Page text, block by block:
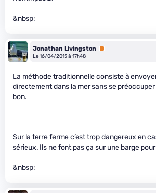
&nbsp;
Jonathan Livingston
Premium
Le 16/04/2015 à 17h48
La méthode traditionnelle consiste à
directement dans la mer sans se préoccuper
bon.
Sur la terre ferme c’est trop dangereux en
sérieux. Ils ne font pas ça sur une barge pour
&nbsp;